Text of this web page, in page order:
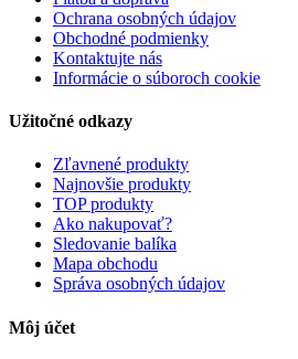
Ochrana osobných údajov
Obchodné podmienky
Kontaktujte nás
Informácie o súboroch cookie
Užitočné odkazy
Zľavnené produkty
Najnovšie produkty
TOP produkty
Ako nakupovať?
Sledovanie balíka
Mapa obchodu
Správa osobných údajov
Môj účet